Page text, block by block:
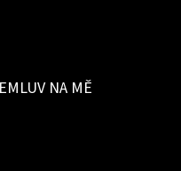
NA MĚ
hvězdiček.